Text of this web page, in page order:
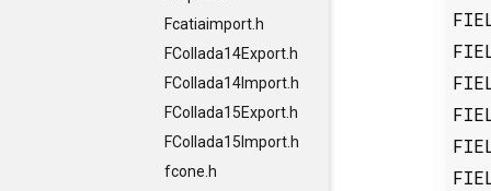
Fcatiaimport.h
FCollada14Export.h
FCollada14Import.h
FCollada15Export.h
FCollada15Import.h
fcone.h